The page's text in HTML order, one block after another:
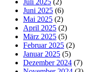
Juli 2025 (2)
Juni 2025 (6)
Mai 2025 (2)
April 2025 (2)
März 2025 (5)
Februar 2025 (2)
Januar 2025 (5)
Dezember 2024 (7)